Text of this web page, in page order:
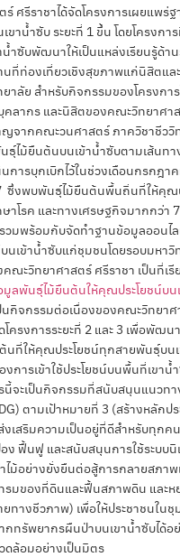
ศรีราชาได้จัดโครงการเผยแพร่
ขาน้ำซับ ระยะที่ 1 ขึ้น โดยโครงก
ซับพัฒนาให้เป็นแหล่งเรียนรู้ด้าน
นที่ท่องเที่ยวเชิงสุขภาพแก่นิสิตแล
าลัย สำหรับกิจกรรมของโครงการ
ลากร และนิสิตของคณะวิทยาศาส
จากคณะวนศาสตร์ ภาควิชาชีววิท
ธ์ุไม้ยืนต้นบนเข้าน้ำซับตามเส้นทา
นการบุกเบิกไว้ในช่วงเดือนกรกฎา
ซึ่งพบพันธ์ุไม้ยืนต้นพื้นถิ่นที่ให้คุณ
าโรค และทางเศรษฐกิจมากกว่า
วมพร้อมกับจัดทำฐานข้อมูลออนไ
นเข้าน้ำซับแก่ชุมชนโดยรอบมหา
คณะวิทยาศาสตร์ ศรีราชา เป็นที่เรี
ลพันธ์ุไม้ยืนต้นให้คุณประโยชน์บน
นกิจกรรมต่อเนื่องของคณะวิทยา
โครงการระยะที่ 2 และ 3 เพื่อพัฒน
นที่ให้คุณประโยชน์ทุกสายพันธ์ุบน
การเข้าใช้ประโยชน์บนพื้นที่เขาน้
นี้จะเป็นกิจกรรมที่สนับสนุนแนวทา
ตามเป้าหมายที่ 3 (สร้างหลักป
เสริมความเป็นอยู่ที่ดีสำหรับทุกคน
ง ฟื้นฟู และสนับสนุนการใช้ระบบ
ไม้อย่างยั่งยืนต่อสู้การกลายสภาพ
รมของที่ดินและฟื้นสภาพดิน และ
ทางชีวภาพ) เพื่อให้ประชาชนใน
ากทรัพยากรผืนป่าบนเขาน้ำซับได้
ล้อมอย่างเป็นมิตร